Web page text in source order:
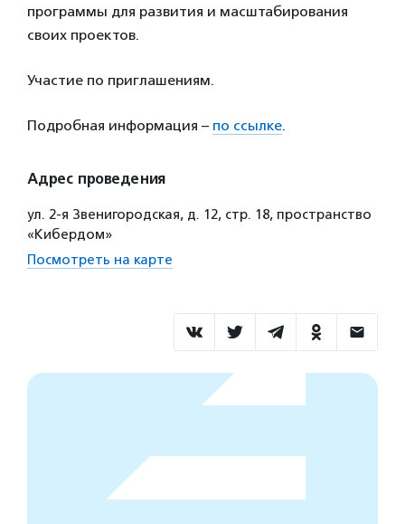
программы для развития и масштабирования
своих проектов.
Участие по приглашениям.
Подробная информация – по ссылке.
Адрес проведения
ул. 2-я Звенигородская, д. 12, стр. 18, пространство
«Кибердом»
Посмотреть на карте